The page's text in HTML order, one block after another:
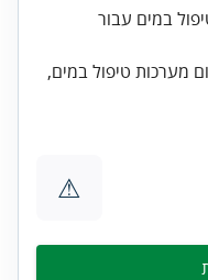
במים עבור
מערכות טיפול במים,
⚠